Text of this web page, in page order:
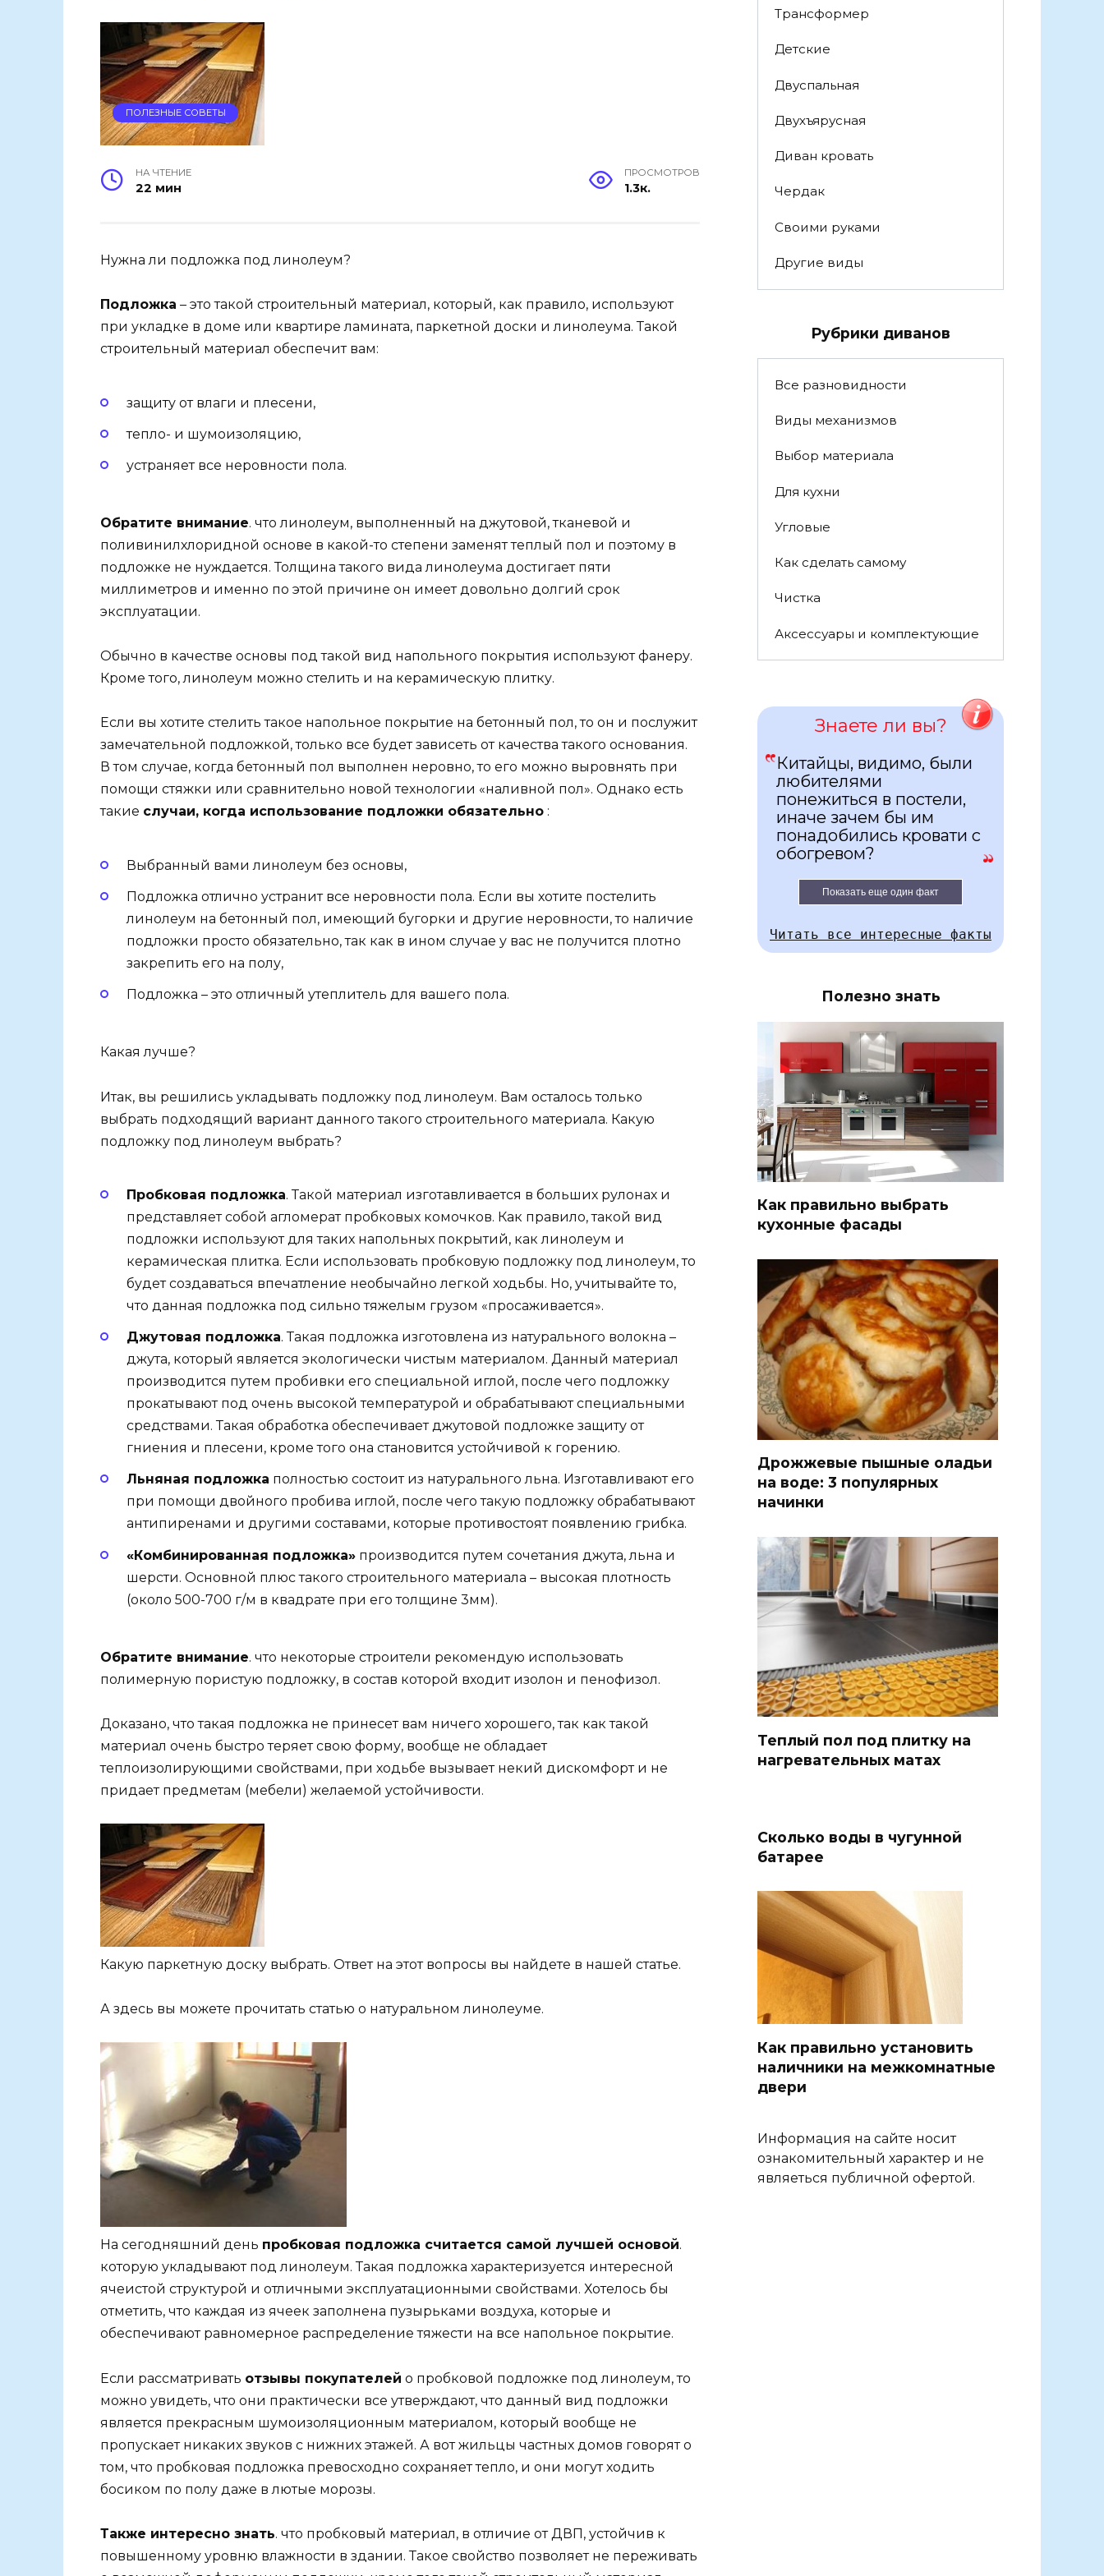
ПОЛЕЗНЫЕ СОВЕТЫ
НА ЧТЕНИЕ
22 мин
ПРОСМОТРОВ
1.3к.
Нужна ли подложка под линолеум?
Подложка – это такой строительный материал, который, как правило, используют
при укладке в доме или квартире ламината, паркетной доски и линолеума. Такой
строительный материал обеспечит вам:
защиту от влаги и плесени,
тепло- и шумоизоляцию,
устраняет все неровности пола.
Обратите внимание. что линолеум, выполненный на джутовой, тканевой и
поливинилхлоридной основе в какой-то степени заменят теплый пол и поэтому в
подложке не нуждается. Толщина такого вида линолеума достигает пяти
миллиметров и именно по этой причине он имеет довольно долгий срок
эксплуатации.
Обычно в качестве основы под такой вид напольного покрытия используют фанеру.
Кроме того, линолеум можно стелить и на керамическую плитку.
Если вы хотите стелить такое напольное покрытие на бетонный пол, то он и послужит
замечательной подложкой, только все будет зависеть от качества такого основания.
В том случае, когда бетонный пол выполнен неровно, то его можно выровнять при
помощи стяжки или сравнительно новой технологии «наливной пол». Однако есть
такие случаи, когда использование подложки обязательно :
Выбранный вами линолеум без основы,
Подложка отлично устранит все неровности пола. Если вы хотите постелить
линолеум на бетонный пол, имеющий бугорки и другие неровности, то наличие
подложки просто обязательно, так как в ином случае у вас не получится плотно
закрепить его на полу,
Подложка – это отличный утеплитель для вашего пола.
Какая лучше?
Итак, вы решились укладывать подложку под линолеум. Вам осталось только
выбрать подходящий вариант данного такого строительного материала. Какую
подложку под линолеум выбрать?
Пробковая подложка. Такой материал изготавливается в больших рулонах и
представляет собой агломерат пробковых комочков. Как правило, такой вид
подложки используют для таких напольных покрытий, как линолеум и
керамическая плитка. Если использовать пробковую подложку под линолеум, то
будет создаваться впечатление необычайно легкой ходьбы. Но, учитывайте то,
что данная подложка под сильно тяжелым грузом «просаживается».
Джутовая подложка. Такая подложка изготовлена из натурального волокна –
джута, который является экологически чистым материалом. Данный материал
производится путем пробивки его специальной иглой, после чего подложку
прокатывают под очень высокой температурой и обрабатывают специальными
средствами. Такая обработка обеспечивает джутовой подложке защиту от
гниения и плесени, кроме того она становится устойчивой к горению.
Льняная подложка полностью состоит из натурального льна. Изготавливают его
при помощи двойного пробива иглой, после чего такую подложку обрабатывают
антипиренами и другими составами, которые противостоят появлению грибка.
«Комбинированная подложка» производится путем сочетания джута, льна и
шерсти. Основной плюс такого строительного материала – высокая плотность
(около 500-700 г/м в квадрате при его толщине 3мм).
Обратите внимание. что некоторые строители рекомендую использовать
полимерную пористую подложку, в состав которой входит изолон и пенофизол.
Доказано, что такая подложка не принесет вам ничего хорошего, так как такой
материал очень быстро теряет свою форму, вообще не обладает
теплоизолирующими свойствами, при ходьбе вызывает некий дискомфорт и не
придает предметам (мебели) желаемой устойчивости.
Какую паркетную доску выбрать. Ответ на этот вопросы вы найдете в нашей статье.
А здесь вы можете прочитать статью о натуральном линолеуме.
На сегодняшний день пробковая подложка считается самой лучшей основой.
которую укладывают под линолеум. Такая подложка характеризуется интересной
ячеистой структурой и отличными эксплуатационными свойствами. Хотелось бы
отметить, что каждая из ячеек заполнена пузырьками воздуха, которые и
обеспечивают равномерное распределение тяжести на все напольное покрытие.
Если рассматривать отзывы покупателей о пробковой подложке под линолеум, то
можно увидеть, что они практически все утверждают, что данный вид подложки
является прекрасным шумоизоляционным материалом, который вообще не
пропускает никаких звуков с нижних этажей. А вот жильцы частных домов говорят о
том, что пробковая подложка превосходно сохраняет тепло, и они могут ходить
босиком по полу даже в лютые морозы.
Также интересно знать. что пробковый материал, в отличие от ДВП, устойчив к
повышенному уровню влажности в здании. Такое свойство позволяет не переживать
Трансформер
Детские
Двуспальная
Двухъярусная
Диван кровать
Чердак
Своими руками
Другие виды
Рубрики диванов
Все разновидности
Виды механизмов
Выбор материала
Для кухни
Угловые
Как сделать самому
Чистка
Аксессуары и комплектующие
Знаете ли вы?
Китайцы, видимо, были
любителями
понежиться в постели,
иначе зачем бы им
понадобились кровати с
обогревом?
Показать еще один факт
Читать все интересные факты
Полезно знать
Как правильно выбрать
кухонные фасады
Дрожжевые пышные оладьи
на воде: 3 популярных
начинки
Теплый пол под плитку на
нагревательных матах
Сколько воды в чугунной
батарее
Как правильно установить
наличники на межкомнатные
двери
Информация на сайте носит
ознакомительный характер и не
являеться публичной офертой.